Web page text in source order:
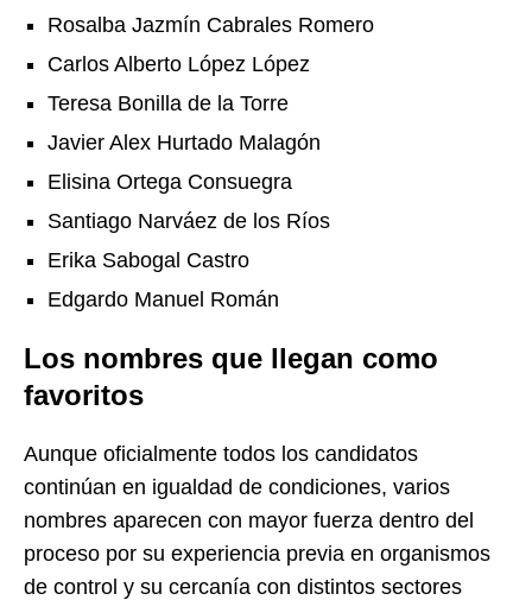
Rosalba Jazmín Cabrales Romero
Carlos Alberto López López
Teresa Bonilla de la Torre
Javier Alex Hurtado Malagón
Elisina Ortega Consuegra
Santiago Narváez de los Ríos
Erika Sabogal Castro
Edgardo Manuel Román
Los nombres que llegan como
favoritos
Aunque oficialmente todos los candidatos
continúan en igualdad de condiciones, varios
nombres aparecen con mayor fuerza dentro del
proceso por su experiencia previa en organismos
de control y su cercanía con distintos sectores